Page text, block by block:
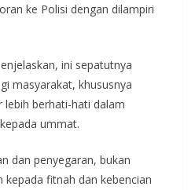
ke Polisi dengan dilampiri
ini sepatutnya
masyarakat, khususnya
berhati-hati dalam
ummat.
dan penyegaran, bukan
fitnah dan kebencian